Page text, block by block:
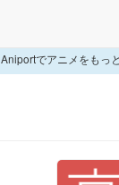
Aniportでアニメをもっ